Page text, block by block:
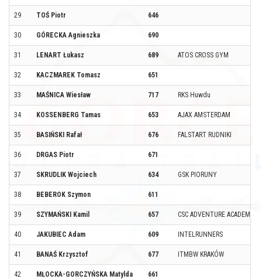
29 TOŚ Piotr 646
30 GÓRECKA Agnieszka 690
31 LENART Łukasz 689 ATOS CROSS GYM
32 KACZMAREK Tomasz 651
33 MAŚNICA Wiesław 717 RKS Huwdu
34 KOSSENBERG Tamas 653 AJAX AMSTERDAM
35 BASIŃSKI Rafał 676 FALSTART RUDNIKI
36 DRGAS Piotr 671
37 SKRUDLIK Wojciech 634 GSK PIORUNY
38 BEBEROK Szymon 611
39 SZYMAŃSKI Kamil 657 CSC ADVENTURE ACADEMY
40 JAKUBIEC Adam 609 INTELRUNNERS
41 BANAŚ Krzysztof 677 ITMBW KRAKÓW
42 MŁOCKA-GORCZYŃSKA Matylda 661